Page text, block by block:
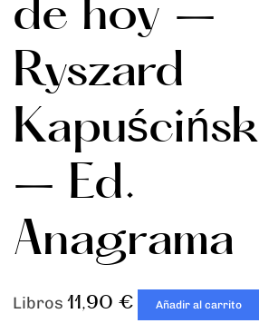
de hoy –
Ryszard
– Ed.
Anagrama
Libros 11,90 € Añadir al carrito